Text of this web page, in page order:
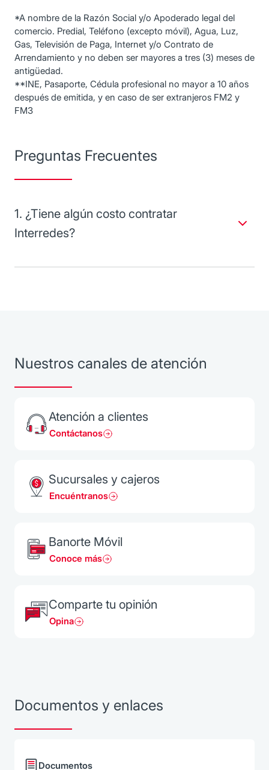
*A nombre de la Razón Social y/o Apoderado legal del
comercio. Predial, Teléfono (excepto móvil), Agua, Luz,
Gas, Televisión de Paga, Internet y/o Contrato de
Arrendamiento y no deben ser mayores a tres (3) meses de
antigüedad.
**INE, Pasaporte, Cédula profesional no mayor a 10 años
después de emitida, y en caso de ser extranjeros FM2 y
FM3
Preguntas Frecuentes
1. ¿Tiene algún costo contratar
Interredes?
Nuestros canales de atención
Atención a clientes
Contáctanos
Sucursales y cajeros
Encuéntranos
Banorte Móvil
Conoce más
Comparte tu opinión
Opina
Documentos y enlaces
Documentos